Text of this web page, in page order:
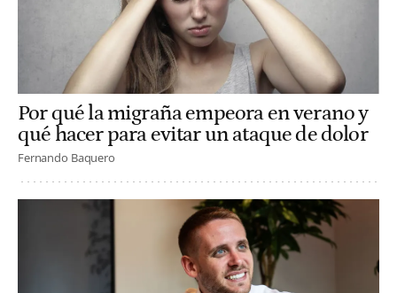
Por qué la migraña empeora en verano y
qué hacer para evitar un ataque de dolor
Fernando Baquero